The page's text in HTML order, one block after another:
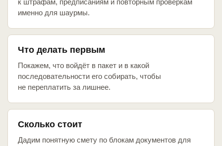
к штрафам, предписаниям и повторным проверкам
именно для шаурмы.
Что делать первым
Покажем, что войдёт в пакет и в какой
последовательности его собирать, чтобы
не переплатить за лишнее.
Сколько стоит
Дадим понятную смету по блокам документов для